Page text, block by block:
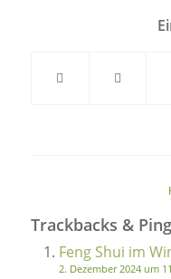
Trackbacks &
Feng Shui im
2. Dezember 2024 um